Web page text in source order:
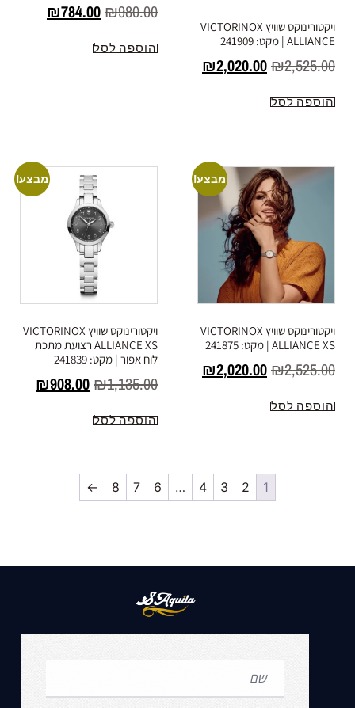
ויקטורינוקס שוויץ VICTORINOX
ALLIANCE | מקט: 241909
₪2,525.00
₪2,020.00
הוספה לסל
₪980.00
₪784.00
הוספה לסל
מבצע!
ויקטורינוקס שוויץ VICTORINOX
ALLIANCE XS | מקט: 241875
₪2,525.00
₪2,020.00
הוספה לסל
מבצע!
ויקטורינוקס שוויץ VICTORINOX
ALLIANCE XS רצועת מתכת
לוח אפור | מקט: 241839
₪1,135.00
₪908.00
הוספה לסל
1
2
3
4
…
6
7
8
←